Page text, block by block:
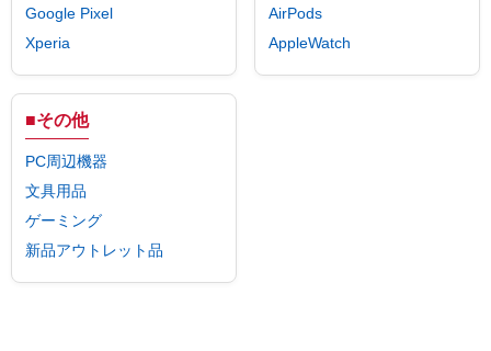
Google Pixel
Xperia
AirPods
AppleWatch
■その他
PC周辺機器
文具用品
ゲーミング
新品アウトレット品